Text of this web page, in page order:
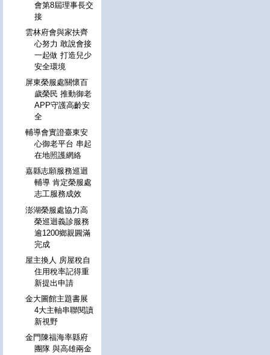
會第8屆理事長交
接
雲林府會與家扶齊
心努力 敢說會接
一起做 打造兒少
安全環境
屏東榮服處關懷百
歲榮民 推動御老
APP守護高齡安
全
輔導會實證臺東安
心御老平台 串起
在地照護網絡
嘉縣志願服務巡迴
輔導 肯定榮服處
志工服務成效
澎湖榮服處協力高
榮巡迴義診服務
逾1200鄉親圓滿
完成
屋主換人 房屋稅自
住用稅率記得重
新提出申請
金大圖館主題書展
4大主軸串聯閱讀
新視野
金門陳福海率縣府
團隊 與高雄兩金